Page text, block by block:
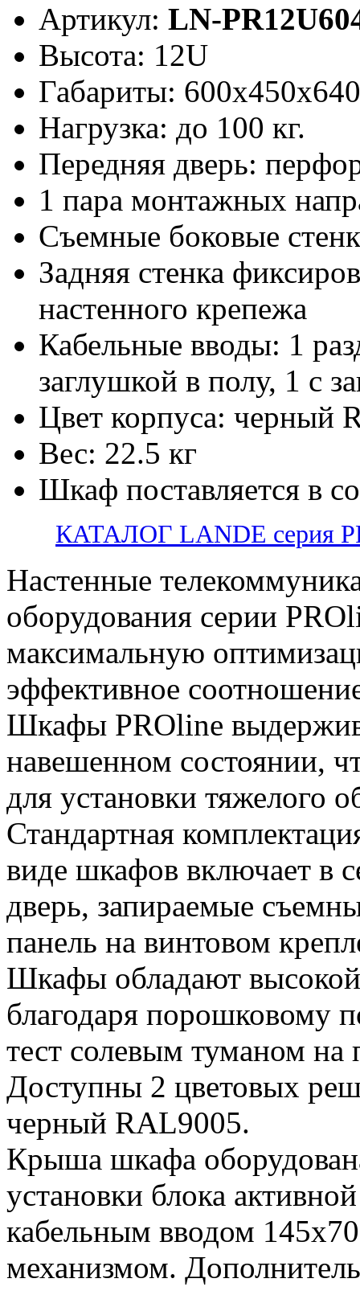
Артикул: LN-
Высота: 12U
Габариты:
Нагрузка: до 100 кг.
Передняя дверь:
1 пара монтажных
Съемные боковые
Задняя стенка
настенного крепежа
Кабельные вводы: 1
заглушкой в полу, 1 с
Цвет корпуса: черный
Вес: 22.5 кг
Шкаф поставляется в
КАТАЛОГ LANDE серия
Настенные
оборудования серии
максимальную
эффективное
Шкафы PROline
навешенном состоянии,
для установки тяжелого
Стандартная
виде шкафов включает в
дверь, запираемые
панель на винтовом
Шкафы обладают
благодаря
тест солевым туманом на
Доступны 2 цветовых
черный RAL9005.
Крыша шкафа
установки блока
кабельным вводом
механизмом.